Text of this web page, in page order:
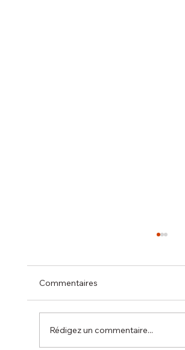
Commentaires
Rédigez un commentaire...